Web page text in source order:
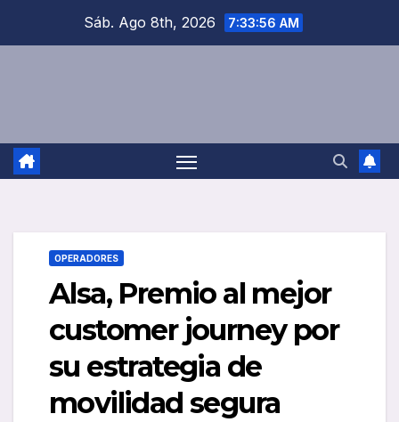
Sáb. Ago 8th, 2026 7:33:56 AM
OPERADORES
Alsa, Premio al mejor
customer journey por
su estrategia de
movilidad segura